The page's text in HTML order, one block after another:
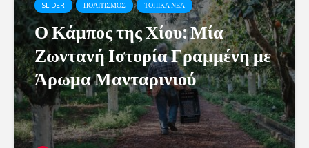
SLIDER ΠΟΛΙΤΙΣΜΟΣ ΤΟΠΙΚΑ ΝΕΑ
Ο Κάμπος της Χίου: Μία
Ζωντανή Ιστορία Γραμμένη με
Άρωμα Μανταρινιού